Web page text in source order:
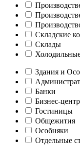
Складские
Склады
Здания и
Банки
Бизнес-
Гостиницы
Общежития
Особняки
Отдельные